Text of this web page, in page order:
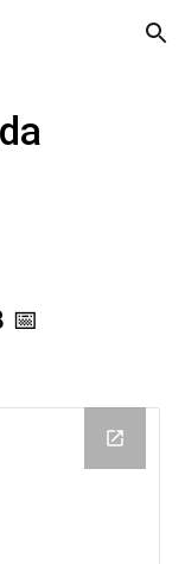
Skip to navigation
📅